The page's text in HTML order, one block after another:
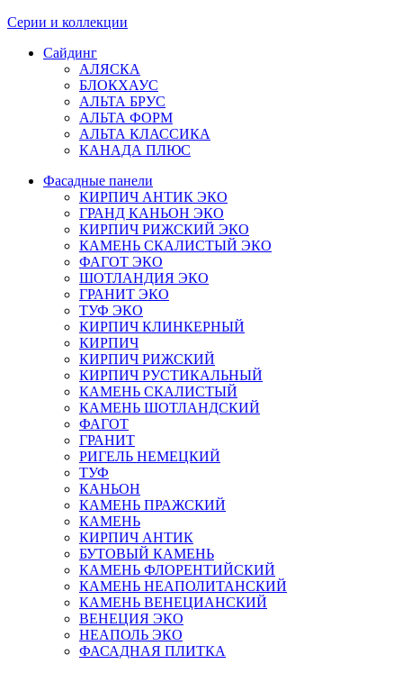
Серии и коллекции
Сайдинг
АЛЯСКА
БЛОКХАУС
АЛЬТА БРУС
АЛЬТА ФОРМ
АЛЬТА КЛАССИКА
КАНАДА ПЛЮС
Фасадные панели
КИРПИЧ АНТИК ЭКО
ГРАНД КАНЬОН ЭКО
КИРПИЧ РИЖСКИЙ ЭКО
КАМЕНЬ СКАЛИСТЫЙ ЭКО
ФАГОТ ЭКО
ШОТЛАНДИЯ ЭКО
ГРАНИТ ЭКО
ТУФ ЭКО
КИРПИЧ КЛИНКЕРНЫЙ
КИРПИЧ
КИРПИЧ РИЖСКИЙ
КИРПИЧ РУСТИКАЛЬНЫЙ
КАМЕНЬ СКАЛИСТЫЙ
КАМЕНЬ ШОТЛАНДСКИЙ
ФАГОТ
ГРАНИТ
РИГЕЛЬ НЕМЕЦКИЙ
ТУФ
КАНЬОН
КАМЕНЬ ПРАЖСКИЙ
КАМЕНЬ
КИРПИЧ АНТИК
БУТОВЫЙ КАМЕНЬ
КАМЕНЬ ФЛОРЕНТИЙСКИЙ
КАМЕНЬ НЕАПОЛИТАНСКИЙ
КАМЕНЬ ВЕНЕЦИАНСКИЙ
ВЕНЕЦИЯ ЭКО
НЕАПОЛЬ ЭКО
ФАСАДНАЯ ПЛИТКА